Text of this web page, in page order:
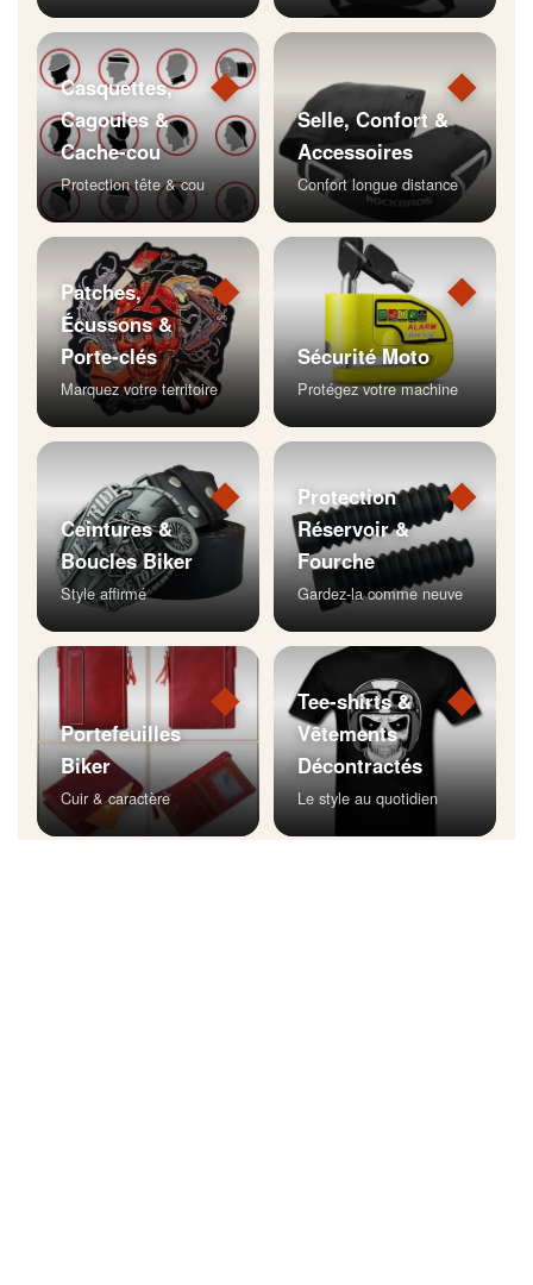
◆
Casquettes,
Cagoules &
Cache-cou
Protection tête & cou
◆
Selle, Confort &
Accessoires
Confort longue distance
◆
Patches,
Écussons &
Porte-clés
Marquez votre territoire
◆
Sécurité Moto
Protégez votre machine
◆
Ceintures &
Boucles Biker
Style affirmé
◆
Protection
Réservoir &
Fourche
Gardez-la comme neuve
◆
Portefeuilles
Biker
Cuir & caractère
◆
Tee-shirts &
Vêtements
Décontractés
Le style au quotidien